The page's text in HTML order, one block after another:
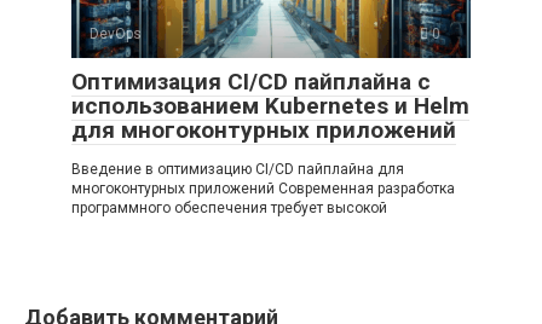
DevOps 0
Оптимизация CI/CD пайплайна с
использованием Kubernetes и Helm
для многоконтурных приложений
Введение в оптимизацию CI/CD пайплайна для
многоконтурных приложений Современная разработка
программного обеспечения требует высокой
Добавить комментарий